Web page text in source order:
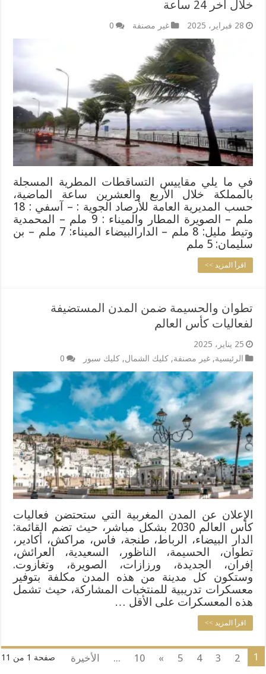
خلال آخر 24 ساعة
28 فبراير، 2025 غير مصنفة 0
في ما يلي مقاييس التساقطات المطرية المسجلة
بالمملكة خلال الأربع والعشرين ساعة الماضية،
حسب المديرية العامة للأرصاد الجوية : – آسفي : 18
ملم – الصويرة المطار والميناء : 9 ملم – المحمدية
وتيط مليل: 8 ملم – الدارالبيضاء الميناء: 7 ملم – بن
سليمان: 5 ملم
اقرأ المزيد >>
تطوان والحسيمة ضمن المدن المستضيفة
لفعاليات كأس العالم
25 يناير، 2025
الرئيسية,غير مصنفة,كليك الشمال,كليك سبور 0
الإعلان عن المدن المغربية التي ستحتضن فعاليات
كأس العالم 2030 بشكل مباشر، حيث تضم القائمة:
الدار البيضاء، الرباط، طنجة، فاس، مراكش، أكادير،
تطوان، الحسيمة، الناظور، السعيدية، العرائش،
إفران، الجديدة، ورزازات، الصويرة، وتغازوت.
وستكون كل مدينة من هذه المدن مكلفة بتوفير
معسكرات تدريبية للمنتخبات المشاركة، حيث تشمل
هذه المعسكرات على الأقل …
اقرأ المزيد >>
صفحة 1 من 11 1
2
3
4
5
»
10
... الأخيرة